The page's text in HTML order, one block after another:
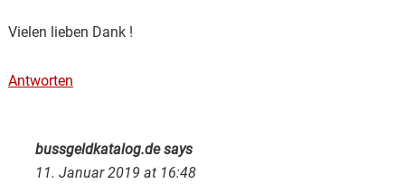
Vielen lieben Dank !
Antworten
bussgeldkatalog.desays
11. Januar 2019 at 16:48